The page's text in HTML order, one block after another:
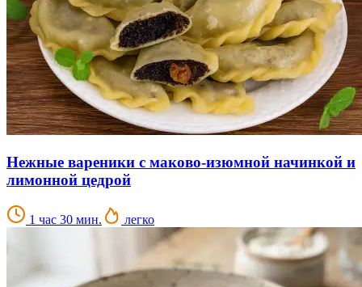
Нежные вареники с маково-изюмной начинкой и
лимонной цедрой
1 час 30 мин. легко